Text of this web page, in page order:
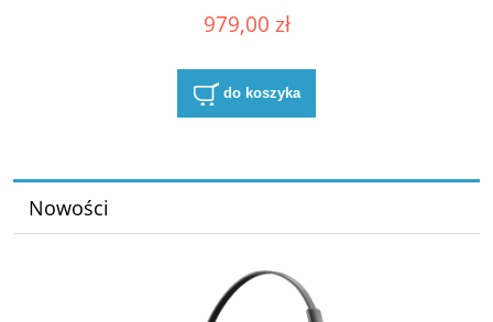
979,00 zł
do koszyka
Nowości